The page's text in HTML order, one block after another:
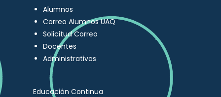
Alumnos
Correo Alumnos UAQ
Solicitud Correo
Docentes
Administrativos
Educación Continua